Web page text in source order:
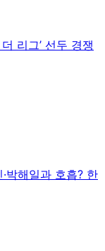
리그’ 선두 경쟁
박해일과 호흡? 한